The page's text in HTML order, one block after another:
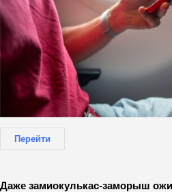
Перейти
Даже замиокулькас-заморыш